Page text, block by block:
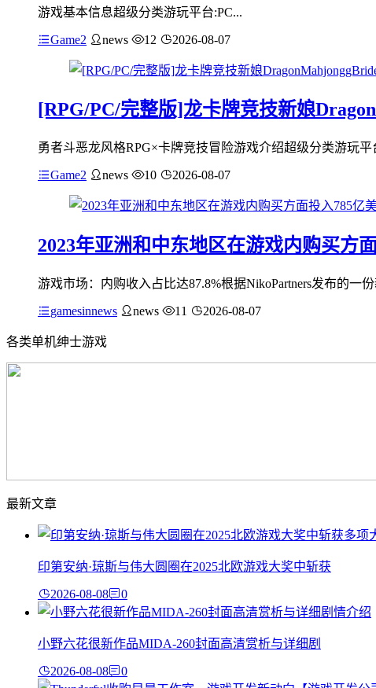
游戏基本信息超级分类游玩平台:PC...
Game2 news 12 2026-08-07
[RPG/PC/完整版]龙卡牌竞技新娘
勇者斗恶龙风格RPG×卡牌竞技冒险游戏介绍超级分类游玩平
Game2 news 10 2026-08-07
2023年亚洲和中东地区在游戏内购买
游戏市场：内购收入占比达87.8%根据NikoPartners发布的
gamesinnews news 11 2026-08-07
各类单机绅士游戏
最新文章
印第安纳·琼斯与伟大圆圈在2025北欧游戏大奖中斩获
2026-08-08 0
小野六花很新作品MIDA-260封面高清赏析与详细剧
2026-08-08 0